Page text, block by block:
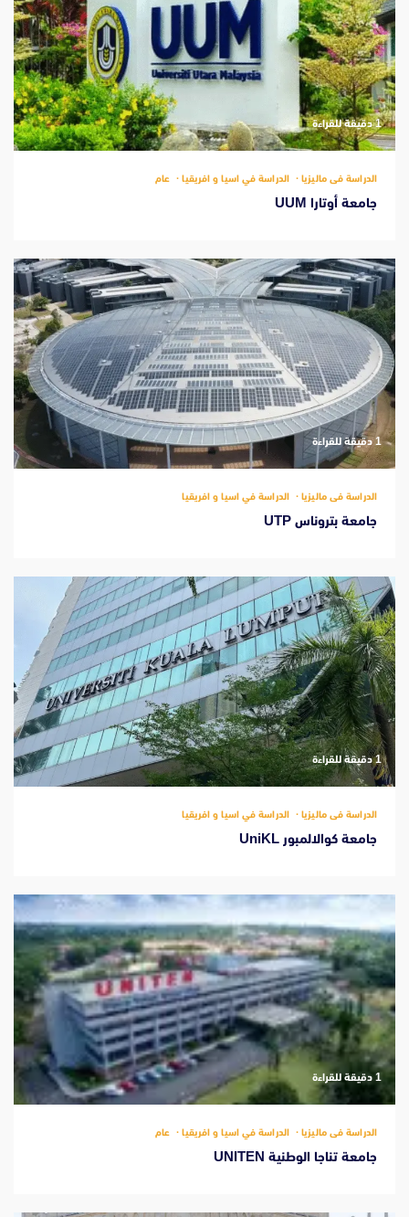
‫1 دقيقة للقراءة
الدراسة فى ماليزيا الدراسة في اسيا و افريقيا عام
جامعة أوتارا UUM
‫1 دقيقة للقراءة
الدراسة فى ماليزيا الدراسة في اسيا و افريقيا
جامعة بتروناس UTP
‫1 دقيقة للقراءة
الدراسة فى ماليزيا الدراسة في اسيا و افريقيا
جامعة كوالالمبور UniKL
‫1 دقيقة للقراءة
الدراسة فى ماليزيا الدراسة في اسيا و افريقيا عام
جامعة تناجا الوطنية UNITEN